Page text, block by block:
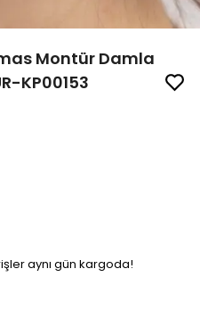
Montür Damla
KP00153
aynı gün kargoda!